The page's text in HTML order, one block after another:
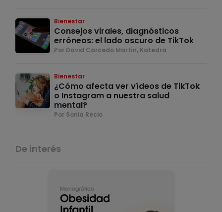
Bienestar
Consejos virales, diagnósticos
erróneos: el lado oscuro de TikTok
Por David Carcedo Martín, Katedra
Bienestar
¿Cómo afecta ver vídeos de TikTok
o Instagram a nuestra salud
mental?
Por Sonia Recio
De interés